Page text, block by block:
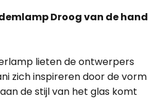
Droog van de hand
lieten de ontwerpers
zich inspireren door de vorm
de stijl van het glas komt